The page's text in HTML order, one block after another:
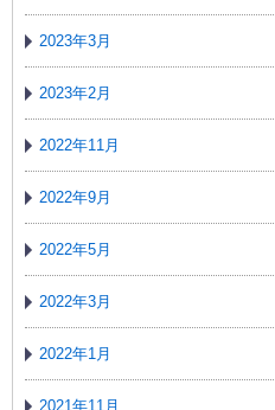
2023年3月
2023年2月
2022年11月
2022年9月
2022年5月
2022年3月
2022年1月
2021年11月